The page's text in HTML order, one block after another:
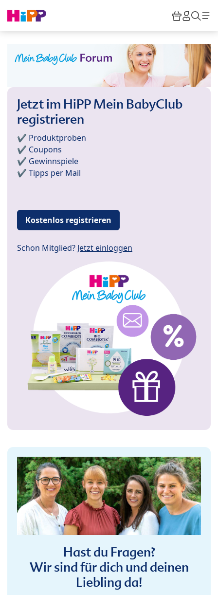
HiPP
Jetzt im HiPP Mein BabyClub
registrieren
✔️ Produktproben
✔️ Coupons
✔️ Gewinnspiele
✔️ Tipps per Mail
Kostenlos registrieren
Schon Mitglied? Jetzt einloggen
Hast du Fragen?
Wir sind für dich und deinen
Liebling da!